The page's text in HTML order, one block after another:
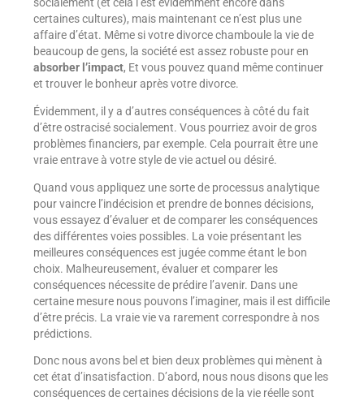
socialement (et cela l’est évidemment encore dans
certaines cultures), mais maintenant ce n’est plus une
affaire d’état. Même si votre divorce chamboule la vie de
beaucoup de gens, la société est assez robuste pour en
absorber l’impact, Et vous pouvez quand même continuer
et trouver le bonheur après votre divorce.
Évidemment, il y a d’autres conséquences à côté du fait
d’être ostracisé socialement. Vous pourriez avoir de gros
problèmes financiers, par exemple. Cela pourrait être une
vraie entrave à votre style de vie actuel ou désiré.
Quand vous appliquez une sorte de processus analytique
pour vaincre l’indécision et prendre de bonnes décisions,
vous essayez d’évaluer et de comparer les conséquences
des différentes voies possibles. La voie présentant les
meilleures conséquences est jugée comme étant le bon
choix. Malheureusement, évaluer et comparer les
conséquences nécessite de prédire l’avenir. Dans une
certaine mesure nous pouvons l’imaginer, mais il est difficile
d’être précis. La vraie vie va rarement correspondre à nos
prédictions.
Donc nous avons bel et bien deux problèmes qui mènent à
cet état d’insatisfaction. D’abord, nous nous disons que les
conséquences de certaines décisions de la vie réelle sont